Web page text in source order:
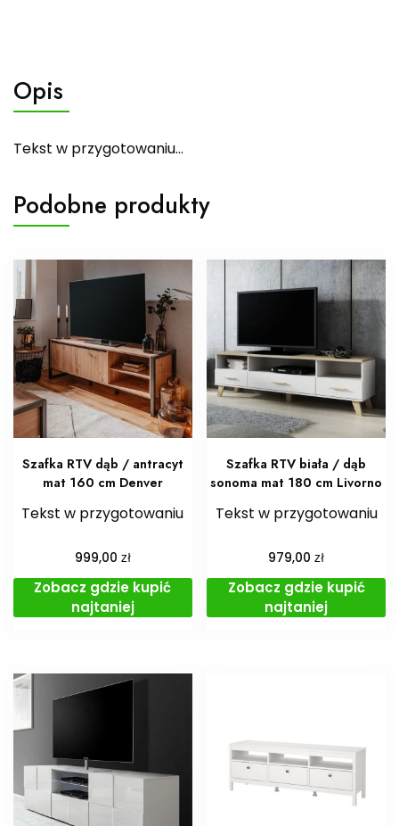
Opis
Tekst w przygotowaniu…
Podobne produkty
Szafka RTV dąb / antracyt
mat 160 cm Denver
Tekst w przygotowaniu
999,00 zł
Zobacz gdzie kupić
najtaniej
Szafka RTV biała / dąb
sonoma mat 180 cm Livorno
Tekst w przygotowaniu
979,00zł
Zobacz gdzie kupić
najtaniej